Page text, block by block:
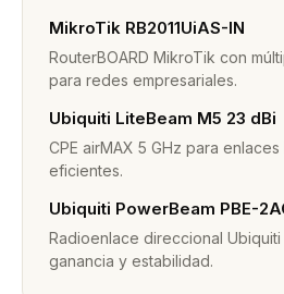
MikroTik RB2011UiAS-IN
RouterBOARD MikroTik con
para redes empresariales.
Ubiquiti LiteBeam M5 23 dBi
CPE airMAX 5 GHz para
eficientes.
Ubiquiti PowerBeam PBE-
Radioenlace direccional
ganancia y estabilidad.